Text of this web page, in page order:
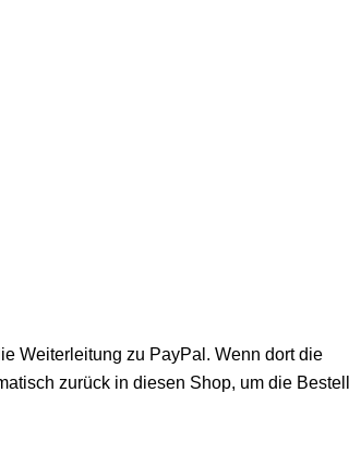
Weiterleitung zu PayPal. Wenn dort die
zurück in diesen Shop, um die